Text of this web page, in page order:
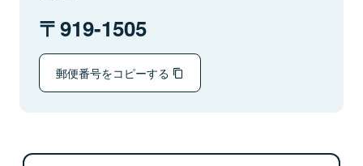
919-1505
郵便番号をコピーする